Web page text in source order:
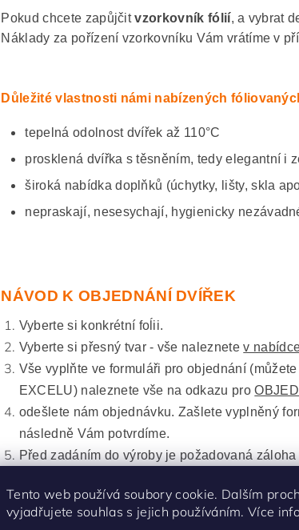
Pokud chcete zapůjčitvzorkovník fólií, a vybrat
Náklady za pořízení vzorkovníku Vám vrátíme v
Důležité vlastnosti námi nabízených
tepelná odolnost dvířek až 110°C
prosklená dvířka s těsněním, tedy elegantní i
široká nabídka doplňků (úchytky, lišty, skla
nepraskají, nesesychají, hygienicky
NÁVOD K OBJEDNÁNÍ DVÍŘEK
Vyberte si konkrétní foĺii.
Vyberte si přesný tvar - vše naleznetev
Vše vyplňte ve formuláři pro objednání
EXCELU) naleznete vše na odkazu pro
odešlete nám objednávku. Zašlete vyplněný
následně Vám potvrdíme.
Před zadáním do výroby je požadovaná
Proces jsme malinko přiblížily v
Tento web používá soubory cookie. Dalším
vyjadřujete souhlas s jejich používáním. Více